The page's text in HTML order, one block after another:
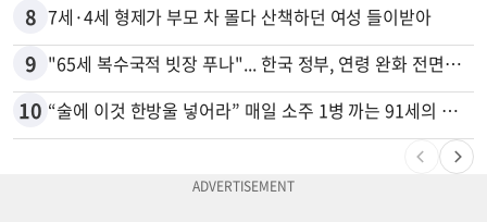
8 7세·4세 형제가 부모 차 몰다 산책하던 여성 들이받아
9 "65세 복수국적 빗장 푸나"... 한국 정부, 연령 완화 전면 추진
10 “술에 이것 한방울 넣어라” 매일 소주 1병 까는 91세의 철칙